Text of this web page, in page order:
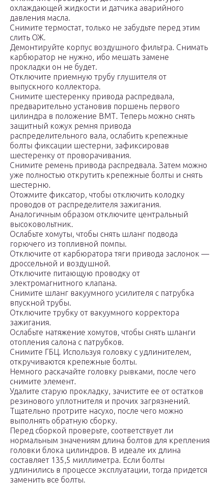
охлаждающей жидкости и датчика аварийного
давления масла.
Снимите термостат, только не забудьте перед этим
слить ОЖ.
Демонтируйте корпус воздушного фильтра. Снимать
карбюратор не нужно, ибо мешать замене
прокладки он не будет.
Отключите приемную трубу глушителя от
выпускного коллектора.
Снимите шестеренку привода распредвала,
предварительно установив поршень первого
цилиндра в положение ВМТ. Теперь можно снять
защитный кожух ремня привода
распределительного вала, ослабить крепежные
болты фиксации шестерни, зафиксировав
шестеренку от проворачивания.
Снимите ремень привода распредвала. Затем можно
уже полностью открутить крепежные болты и снять
шестерню.
Отожмите фиксатор, чтобы отключить колодку
проводов от распределителя зажигания.
Аналогичным образом отключите центральный
высоковольтник.
Ослабьте хомуты, чтобы снять шланг подвода
горючего из топливной помпы.
Отключите от карбюратора тяги привода заслонок —
дроссельной и воздушной.
Отключите питающую проводку от
электромагнитного клапана.
Снимите шланг вакуумного усилителя с патрубка
впускной трубы.
Отключите трубку от вакуумного корректора
зажигания.
Ослабьте натяжение хомутов, чтобы снять шланги
отопления салона с патрубков.
Снимите ГБЦ. Используя головку с удлинителем,
откручиваются крепежные болты.
Немного раскачайте головку рывками, после чего
снимите элемент.
Удалите старую прокладку, зачистите ее от остатков
резинового уплотнителя и прочих загрязнений.
Тщательно протрите насухо, после чего можно
выполнять обратную сборку.
Перед сборкой проверьте, соответствует ли
нормальным значениям длина болтов для крепления
головки блока цилиндров. В идеале их длина
составляет 135,5 миллиметра. Если болты
удлинились в процессе эксплуатации, тогда придется
заменить все болты.